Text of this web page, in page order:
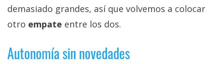
demasiado grandes, así que volvemos a colocar
otro empate entre los dos.
Autonomía sin novedades